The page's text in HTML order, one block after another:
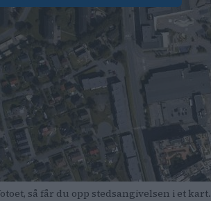
så får du opp stedsangivelsen i et kart.